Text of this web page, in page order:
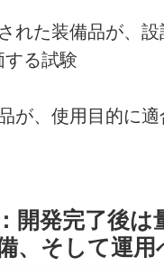
れた装備品が、
する試験
が、使用目的に
開発完了後は
、そして運用